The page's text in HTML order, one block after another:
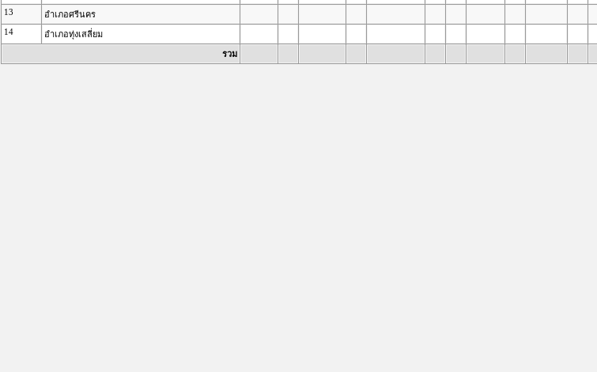
13
อำเภอศรีนคร
14
อำเภอทุ่งเสลี่ยม
รวม